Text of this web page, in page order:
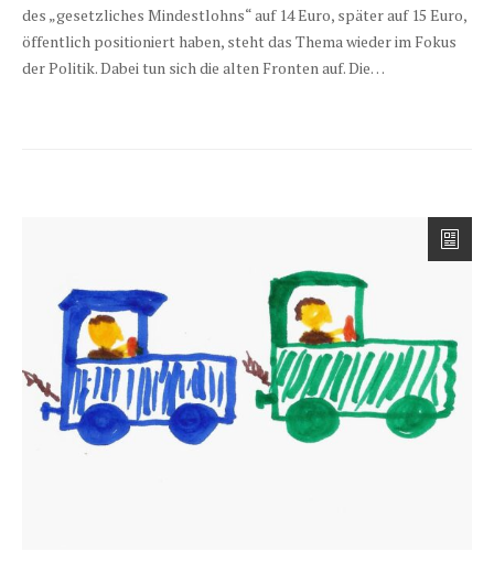
des „gesetzliches Mindestlohns“ auf 14 Euro, später auf 15 Euro,
öffentlich positioniert haben, steht das Thema wieder im Fokus
der Politik. Dabei tun sich die alten Fronten auf. Die…